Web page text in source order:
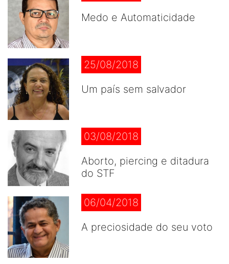
Medo e Automaticidade
25/08/2018
Um país sem salvador
03/08/2018
Aborto, piercing e ditadura
do STF
06/04/2018
A preciosidade do seu voto